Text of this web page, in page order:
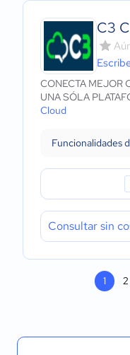
C3
CONECTA MEJOR
UNA SÓLA
Cloud
Funcionalidades
Consultar sin
1 2